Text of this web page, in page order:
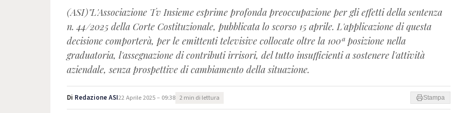
(ASI)"L'Associazione Tv Insieme esprime profonda preoccupazione per gli effetti della sentenza
n. 44/2025 della Corte Costituzionale, pubblicata lo scorso 15 aprile. L'applicazione di questa
decisione comporterà, per le emittenti televisive collocate oltre la 100ª posizione nella
graduatoria, l'assegnazione di contributi irrisori, del tutto insufficienti a sostenere l'attività
aziendale, senza prospettive di cambiamento della situazione.
Di Redazione ASI22 Aprile 2025 – 09:38 2 min di lettura Stampa